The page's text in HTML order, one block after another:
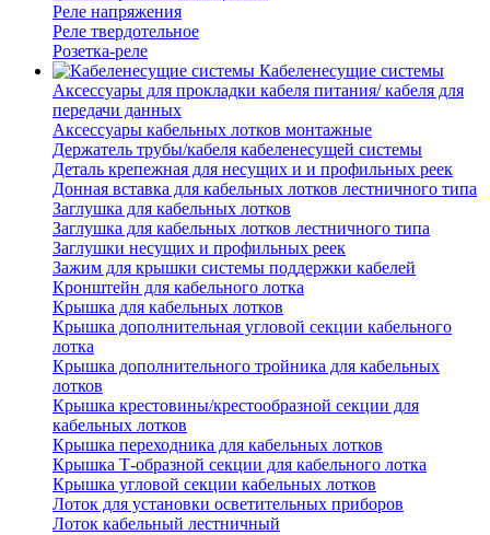
Реле напряжения
Реле твердотельное
Розетка-реле
Кабеленесущие системы
Аксессуары для прокладки кабеля питания/ кабеля для
передачи данных
Аксессуары кабельных лотков монтажные
Держатель трубы/кабеля кабеленесущей системы
Деталь крепежная для несущих и и профильных реек
Донная вставка для кабельных лотков лестничного типа
Заглушка для кабельных лотков
Заглушка для кабельных лотков лестничного типа
Заглушки несущих и профильных реек
Зажим для крышки системы поддержки кабелей
Кронштейн для кабельного лотка
Крышка для кабельных лотков
Крышка дополнительная угловой секции кабельного
лотка
Крышка дополнительного тройника для кабельных
лотков
Крышка крестовины/крестообразной секции для
кабельных лотков
Крышка переходника для кабельных лотков
Крышка Т-образной секции для кабельного лотка
Крышка угловой секции кабельных лотков
Лоток для установки осветительных приборов
Лоток кабельный лестничный